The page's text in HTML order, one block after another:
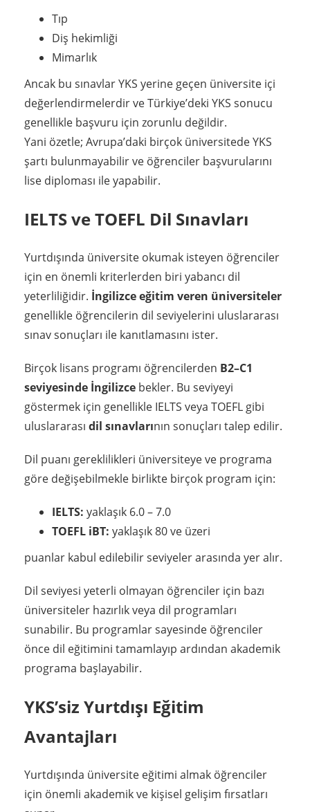
Tıp
Diş hekimliği
Mimarlık
Ancak bu sınavlar YKS yerine geçen üniversite içi
değerlendirmelerdir ve Türkiye’deki YKS sonucu
genellikle başvuru için zorunlu değildir.
Yani özetle; Avrupa’daki birçok üniversitede YKS
şartı bulunmayabilir ve öğrenciler başvurularını
lise diploması ile yapabilir.
IELTS ve TOEFL Dil Sınavları
Yurtdışında üniversite okumak isteyen öğrenciler
için en önemli kriterlerden biri yabancı dil
yeterliliğidir. İngilizce eğitim veren üniversiteler
genellikle öğrencilerin dil seviyelerini uluslararası
sınav sonuçları ile kanıtlamasını ister.
Birçok lisans programı öğrencilerden B2–C1
seviyesinde İngilizce bekler. Bu seviyeyi
göstermek için genellikle IELTS veya TOEFL gibi
uluslararası dil sınavlarının sonuçları talep edilir.
Dil puanı gereklilikleri üniversiteye ve programa
göre değişebilmekle birlikte birçok program için:
IELTS: yaklaşık 6.0 – 7.0
TOEFL iBT: yaklaşık 80 ve üzeri
puanlar kabul edilebilir seviyeler arasında yer alır.
Dil seviyesi yeterli olmayan öğrenciler için bazı
üniversiteler hazırlık veya dil programları
sunabilir. Bu programlar sayesinde öğrenciler
önce dil eğitimini tamamlayıp ardından akademik
programa başlayabilir.
YKS’siz Yurtdışı Eğitim
Avantajları
Yurtdışında üniversite eğitimi almak öğrenciler
için önemli akademik ve kişisel gelişim fırsatları